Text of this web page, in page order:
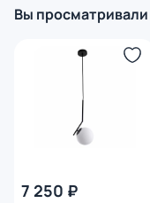
Вы просматривали
7 250 ₽